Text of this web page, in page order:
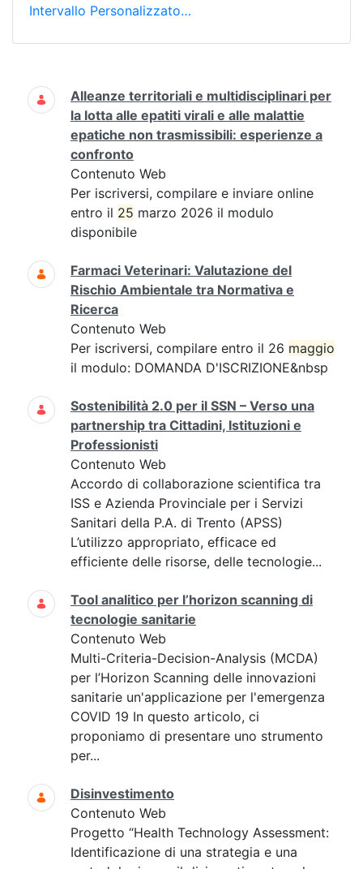
Intervallo Personalizzato…
Ricerca
Alleanze territoriali e multidisciplinari per
la lotta alle epatiti virali e alle malattie
epatiche non trasmissibili: esperienze a
confronto
Contenuto Web
Per iscriversi, compilare e inviare online
entro il 25 marzo 2026 il modulo
disponibile
Farmaci Veterinari: Valutazione del
Rischio Ambientale tra Normativa e
Ricerca
Contenuto Web
Per iscriversi, compilare entro il 26 maggio
il modulo: DOMANDA D'ISCRIZIONE&nbsp
Sostenibilità 2.0 per il SSN – Verso una
partnership tra Cittadini, Istituzioni e
Professionisti
Contenuto Web
Accordo di collaborazione scientifica tra
ISS e Azienda Provinciale per i Servizi
Sanitari della P.A. di Trento (APSS)
L’utilizzo appropriato, efficace ed
efficiente delle risorse, delle tecnologie...
Tool analitico per l’horizon scanning di
tecnologie sanitarie
Contenuto Web
Multi-Criteria-Decision-Analysis (MCDA)
per l’Horizon Scanning delle innovazioni
sanitarie un'applicazione per l'emergenza
COVID 19 In questo articolo, ci
proponiamo di presentare uno strumento
per...
Disinvestimento
Contenuto Web
Progetto “Health Technology Assessment:
Identificazione di una strategia e una